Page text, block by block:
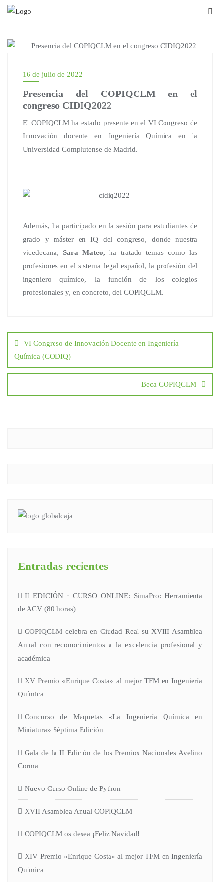
16 de julio de 2022
Presencia del COPIQCLM en el
congreso CIDIQ2022
El COPIQCLM ha estado presente en el VI Congreso de
Innovación docente en Ingeniería Química en la
Universidad Complutense de Madrid.
Además, ha participado en la sesión para estudiantes de
grado y máster en IQ del congreso, donde nuestra
vicedecana,Sara Mateo,ha tratado temas como las
profesiones en el sistema legal español, la profesión del
ingeniero químico, la función de los colegios
profesionales y, en concreto, del COPIQCLM.
de
entradas
VI Congreso de Innovación Docente en Ingeniería
Química (CODIQ)
Beca COPIQCLM
Entradas recientes
II EDICIÓN · CURSO ONLINE: SimaPro: Herramienta
de ACV (80 horas)
COPIQCLM celebra en Ciudad Real su XVIII Asamblea
Anual con reconocimientos a la excelencia profesional y
académica
XV Premio «Enrique Costa» al mejor TFM en Ingeniería
Química
Concurso de Maquetas «La Ingeniería Química en
Miniatura» Séptima Edición
Gala de la II Edición de los Premios Nacionales Avelino
Corma
Nuevo Curso Online de Python
XVII Asamblea Anual COPIQCLM
COPIQCLM os desea ¡Feliz Navidad!
XIV Premio «Enrique Costa» al mejor TFM en Ingeniería
Química